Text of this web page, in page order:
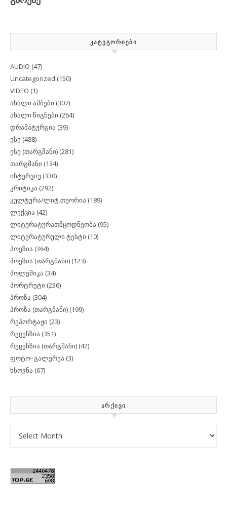
ᲙᲐᲢᲔᲒᲝᲠᲘᲔᲑᲘ
AUDIO (47)
Uncategorized (150)
VIDEO (1)
ახალი ამბები (307)
ახალი წიგნები (264)
დრამატურგია (39)
ესე (488)
ესე (თარგმანი) (281)
თარგმანი (134)
ინტერვიუ (330)
კრიტიკა (292)
კულტურა/ლიტ.თეორია (189)
ლექცია (42)
ლიტერატურათმცოდნეობა (95)
ლიტერატურული ტესტი (10)
პოეზია (364)
პოეზია (თარგმანი) (123)
პოლემიკა (34)
პორტრეტი (236)
პროზა (304)
პროზა (თარგმანი) (199)
რეპორტაჟი (23)
რეცენზია (351)
რეცენზია (თარგმანი) (42)
ფოტო–გალერეა (3)
ხსოვნა (67)
ᲐᲠᲥᲘᲕᲘ